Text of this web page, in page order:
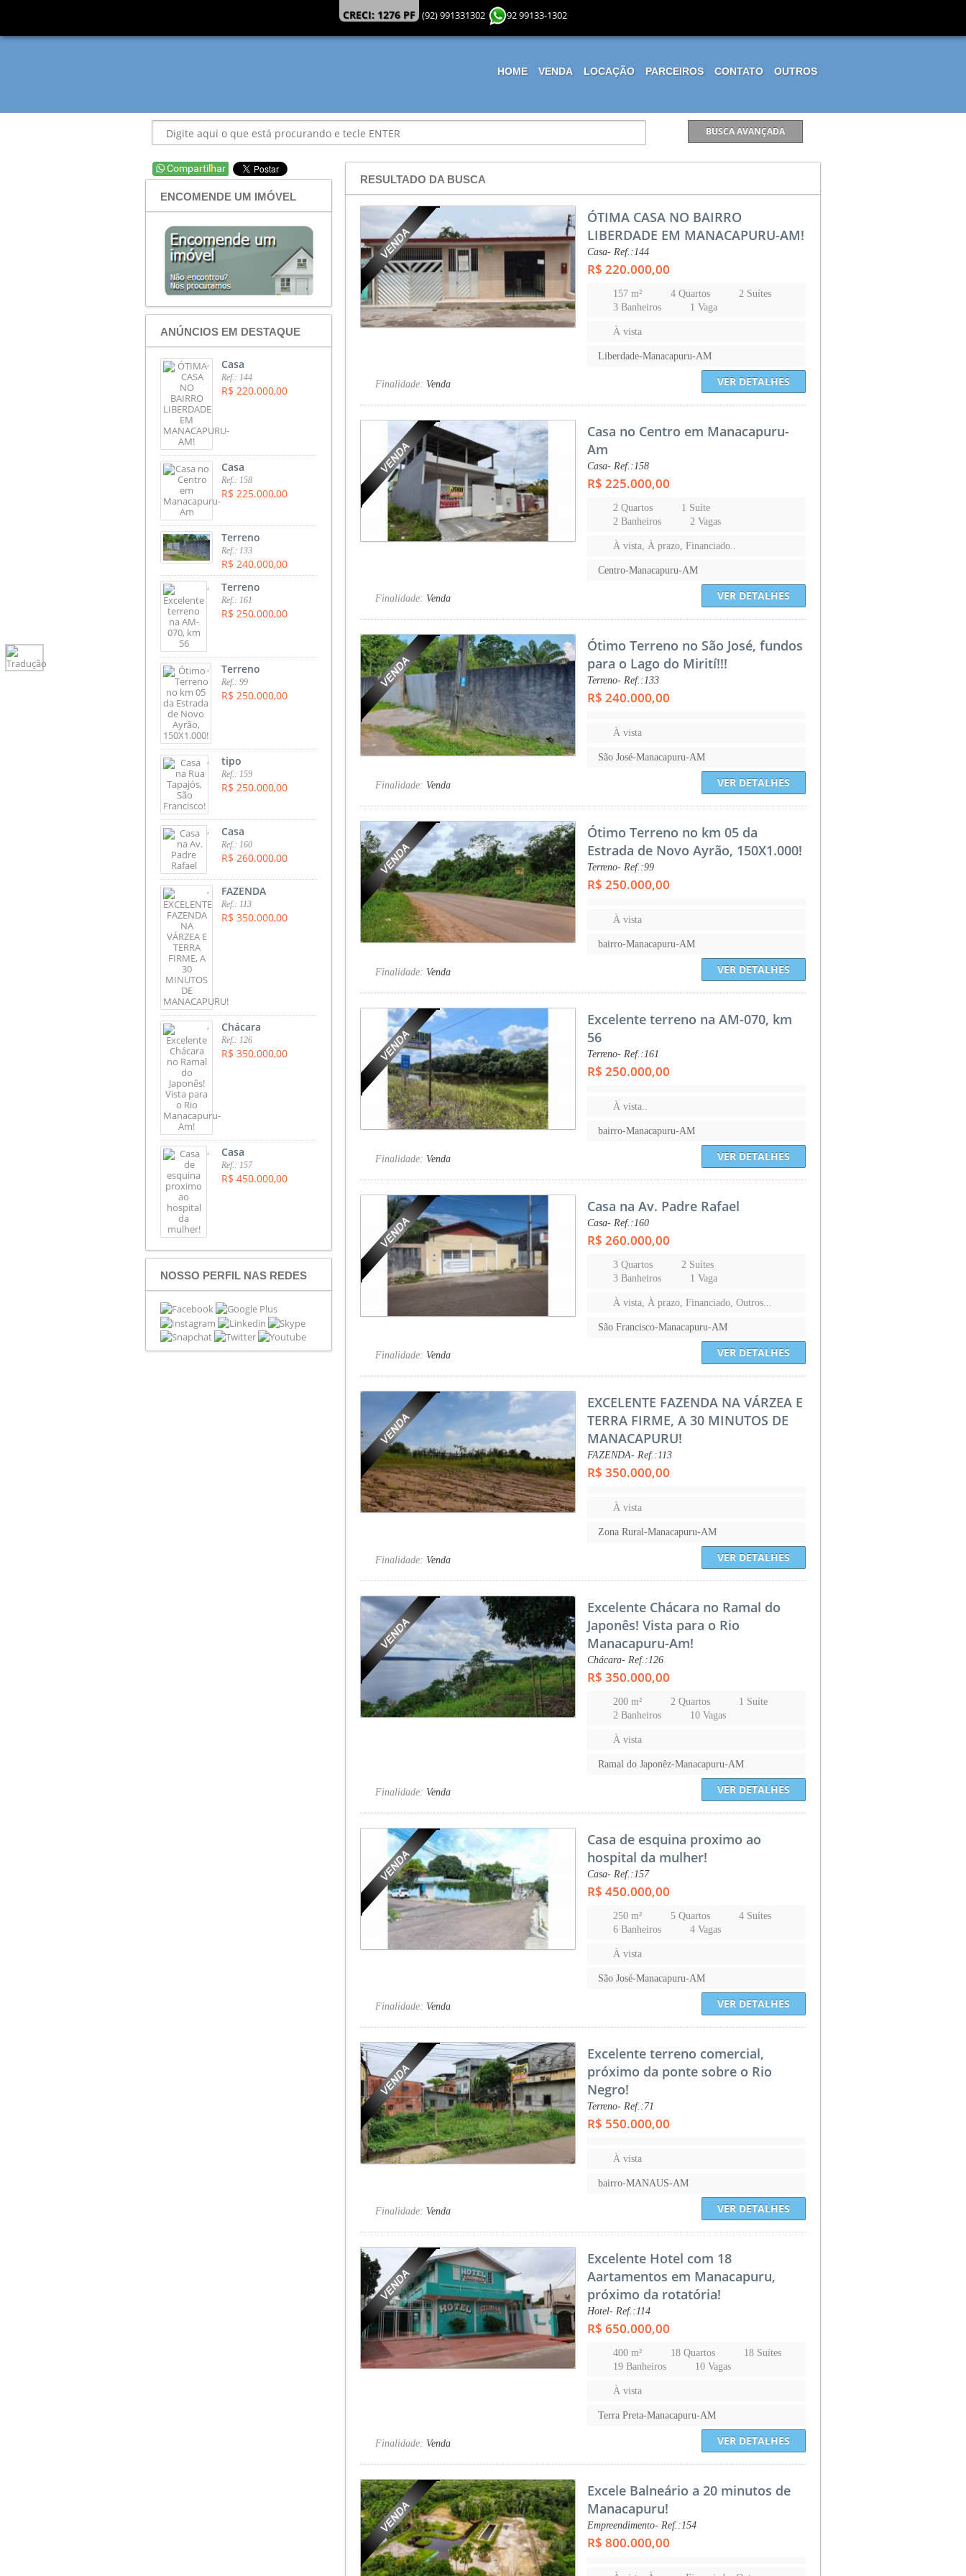
CRECI: 1276 PF (92) 991331302 92 99133-1302
HOME VENDA LOCAÇÃO PARCEIROS CONTATO OUTROS
RESULTADO DA BUSCA
ÓTIMA CASA NO BAIRRO
LIBERDADE EM MANACAPURU-AM!
Casa- Ref.:144
R$ 220.000,00
157 m² 4 Quartos
2 Suítes
3 Banheiros
1 Vaga
À vista
Liberdade-Manacapuru-AM
Finalidade: Venda VER DETALHES
Casa no Centro em Manacapuru-
Am
Casa- Ref.:158
R$ 225.000,00
2 Quartos
1 Suíte
2 Banheiros
2 Vagas
À vista, À prazo, Financiado..
Centro-Manacapuru-AM
Finalidade: Venda VER DETALHES
Ótimo Terreno no São José, fundos
para o Lago do Mirití!!!
Terreno- Ref.:133
R$ 240.000,00
À vista
São José-Manacapuru-AM
Finalidade: Venda VER DETALHES
Ótimo Terreno no km 05 da
Estrada de Novo Ayrão, 150X1.000!
Terreno- Ref.:99
R$ 250.000,00
À vista
bairro-Manacapuru-AM
Finalidade: Venda VER DETALHES
Excelente terreno na AM-070, km
56
Terreno- Ref.:161
R$ 250.000,00
À vista..
bairro-Manacapuru-AM
Finalidade: Venda VER DETALHES
Casa na Av. Padre Rafael
Casa- Ref.:160
R$ 260.000,00
3 Quartos
2 Suítes
3 Banheiros
1 Vaga
À vista, À prazo, Financiado, Outros...
São Francisco-Manacapuru-AM
Finalidade: Venda VER DETALHES
EXCELENTE FAZENDA NA VÁRZEA E
TERRA FIRME, A 30 MINUTOS DE
MANACAPURU!
FAZENDA- Ref.:113
R$ 350.000,00
À vista
Zona Rural-Manacapuru-AM
Finalidade: Venda VER DETALHES
Excelente Chácara no Ramal do
Japonês! Vista para o Rio
Manacapuru-Am!
Chácara- Ref.:126
R$ 350.000,00
200 m² 2 Quartos
1 Suíte
2 Banheiros
10 Vagas
À vista
Ramal do Japonêz-Manacapuru-AM
Finalidade: Venda VER DETALHES
Casa de esquina proximo ao
hospital da mulher!
Casa- Ref.:157
R$ 450.000,00
250 m² 5 Quartos
4 Suítes
6 Banheiros
4 Vagas
À vista
São José-Manacapuru-AM
Finalidade: Venda VER DETALHES
Excelente terreno comercial,
próximo da ponte sobre o Rio
Negro!
Terreno- Ref.:71
R$ 550.000,00
À vista
bairro-MANAUS-AM
Finalidade: Venda VER DETALHES
Excelente Hotel com 18
Aartamentos em Manacapuru,
próximo da rotatória!
Hotel- Ref.:114
R$ 650.000,00
400 m² 18 Quartos
18 Suítes
19 Banheiros
10 Vagas
À vista
Terra Preta-Manacapuru-AM
Finalidade: Venda VER DETALHES
Excele Balneário a 20 minutos de
Manacapuru!
Empreendimento- Ref.:154
R$ 800.000,00
ENCOMENDE UM IMÓVEL
ANÚNCIOS EM DESTAQUE
, Casa
Ref.: 144
R$ 220.000,00
, Casa
Ref.: 158
R$ 225.000,00
, Terreno
Ref.: 133
R$ 240.000,00
, Terreno
Ref.: 161
R$ 250.000,00
, Terreno
Ref.: 99
R$ 250.000,00
, tipo
Ref.: 159
R$ 250.000,00
, Casa
Ref.: 160
R$ 260.000,00
, FAZENDA
Ref.: 113
R$ 350.000,00
, Chácara
Ref.: 126
R$ 350.000,00
, Casa
Ref.: 157
R$ 450.000,00
NOSSO PERFIL NAS REDES